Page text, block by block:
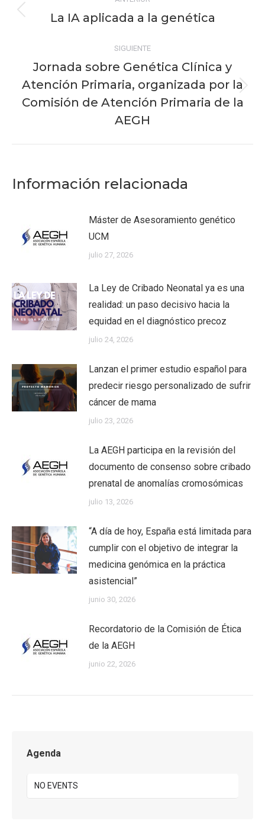
entre
Publicación
La IA aplicada a la genética
SIGUIENTE
Publicación
siguiente:
Jornada sobre Genética Clínica y
Atención Primaria, organizada por la
Comisión de Atención Primaria de la
AEGH
Información relacionada
Máster de Asesoramiento genético
UCM
julio 27, 2026
La Ley de Cribado Neonatal ya es una
realidad: un paso decisivo hacia la
equidad en el diagnóstico precoz
julio 24, 2026
Lanzan el primer estudio español para
predecir riesgo personalizado de sufrir
cáncer de mama
julio 23, 2026
La AEGH participa en la revisión del
documento de consenso sobre cribado
prenatal de anomalías cromosómicas
julio 13, 2026
“A día de hoy, España está limitada para
cumplir con el objetivo de integrar la
medicina genómica en la práctica
asistencial”
junio 30, 2026
Recordatorio de la Comisión de Ética
de la AEGH
junio 22, 2026
Agenda
NO EVENTS